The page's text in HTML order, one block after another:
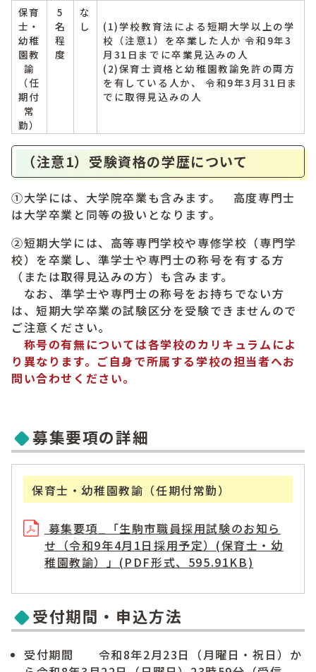
保育
士・
幼稚
園教
諭
（任
期付
常
勤）
5
名
程
度
な
し
(1)学校教育法による短期大学以上の学
校（注意1）を卒業した人か 令和9年3
月31日までに卒業見込みの人
(2)保育士資格と幼稚園教諭免許の両方
を有している人か、 令和9年3月31日ま
でに取得見込みの人
（注意1）受験資格の学歴について
①大学には、大学院卒業も含みます。 高度専門士
は大学卒業と同等の扱いとなります。
②短期大学には、高等専門学校や専修学校（専門学
校）を卒業し、準学士や専門士の称号を有する方
（または取得見込みの方）も含みます。
なお、準学士や専門士の称号をお持ちでない方
は、短期大学卒業の試験区分を受験できませんので
ご注意ください。
称号の有無については各学校のカリキュラムによ
り異なります。ご自身で所属する学校の担当者へお
問い合わせください。
募集要項の詳細
保育士・幼稚園教諭（任期付常勤）
募集要項_「生駒市職員採用試験のお知ら
せ（令和9年4月1日採用予定）(保育士・幼
稚園教諭）」(PDF形式、595.91KB)
受付期間・申込方法
受付期間 令和8年2月23日（月曜日・祝日）か